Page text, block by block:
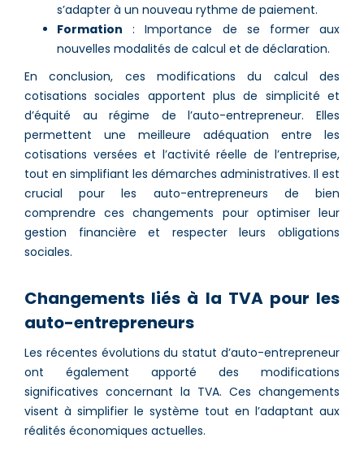
s’adapter à un nouveau rythme de paiement.
Formation : Importance de se former aux
nouvelles modalités de calcul et de déclaration.
En conclusion, ces modifications du calcul des
cotisations sociales apportent plus de simplicité et
d’équité au régime de l’auto-entrepreneur. Elles
permettent une meilleure adéquation entre les
cotisations versées et l’activité réelle de l’entreprise,
tout en simplifiant les démarches administratives. Il est
crucial pour les auto-entrepreneurs de bien
comprendre ces changements pour optimiser leur
gestion financière et respecter leurs obligations
sociales.
Changements liés à la TVA pour les
auto-entrepreneurs
Les récentes évolutions du statut d’auto-entrepreneur
ont également apporté des modifications
significatives concernant la TVA. Ces changements
visent à simplifier le système tout en l’adaptant aux
réalités économiques actuelles.